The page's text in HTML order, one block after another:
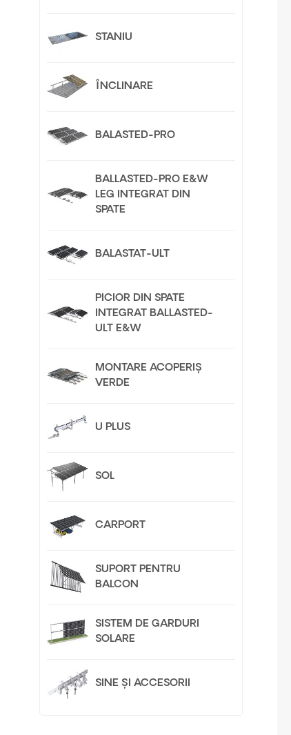
STANIU
ÎNCLINARE
BALASTED-PRO
BALLASTED-PRO E&W
LEG INTEGRAT DIN
SPATE
BALASTAT-ULT
PICIOR DIN SPATE
INTEGRAT BALLASTED-
ULT E&W
MONTARE ACOPERIȘ
VERDE
U PLUS
SOL
CARPORT
SUPORT PENTRU
BALCON
SISTEM DE GARDURI
SOLARE
SINE ȘI ACCESORII